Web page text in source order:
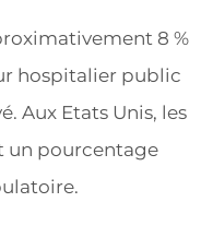
8 %
hospitalier public
Aux Etats Unis, les
un pourcentage